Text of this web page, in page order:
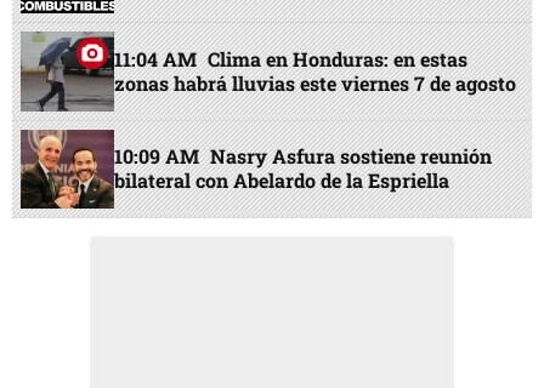
11:04 AM Clima en Honduras: en estas
zonas habrá lluvias este viernes 7 de agosto
10:09 AM Nasry Asfura sostiene reunión
bilateral con Abelardo de la Espriella